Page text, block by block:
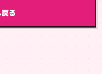
る